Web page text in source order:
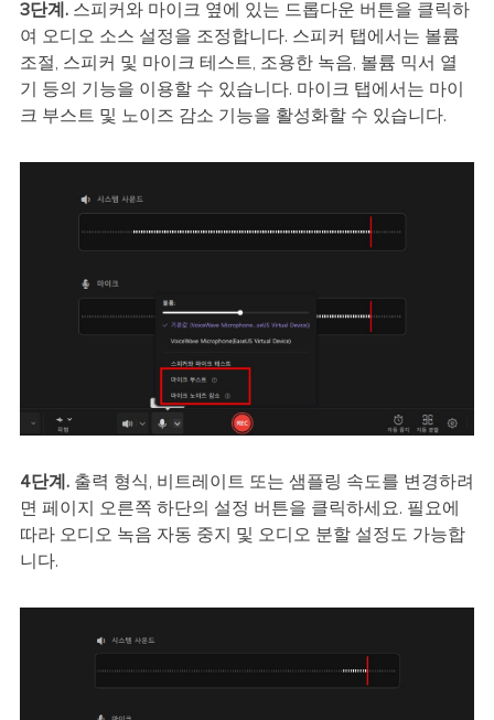
3단계. 스피커와 마이크 옆에 있는 드롭다운 버튼을 클릭하
여 오디오 소스 설정을 조정합니다. 스피커 탭에서는 볼륨
조절, 스피커 및 마이크 테스트, 조용한 녹음, 볼륨 믹서 열
기 등의 기능을 이용할 수 있습니다. 마이크 탭에서는 마이
크 부스트 및 노이즈 감소 기능을 활성화할 수 있습니다.
4단계.출력 형식, 비트레이트 또는 샘플링 속도를 변경하려
면 페이지 오른쪽 하단의 설정 버튼을 클릭하세요. 필요에
따라 오디오 녹음 자동 중지 및 오디오 분할 설정도 가능합
니다.